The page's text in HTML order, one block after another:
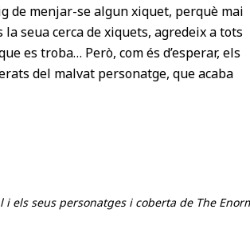
de menjar-se algun xiquet, perquè mai
la seua cerca de xiquets, agredeix a tots
es troba… Però, com és d’esperar, els
del malvat personatge, que acaba
i els seus personatges i coberta de The